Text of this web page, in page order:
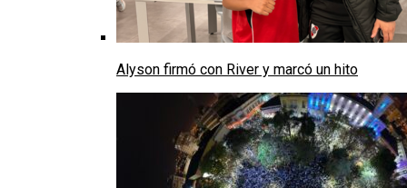
Alyson firmó con River y marcó un hito